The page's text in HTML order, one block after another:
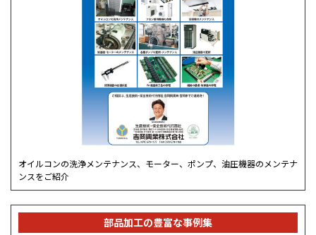
オイルコンの洗浄メンテナンス、モーター、ポンプ、油圧機器のメンテナ
ンスをご紹介
部品加工の豊富な事例集